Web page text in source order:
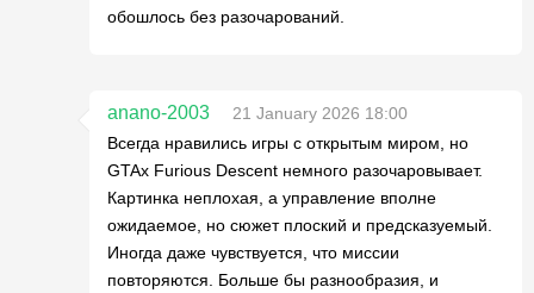
обошлось без разочарований.
anano-2003
21 January 2026 18:00
Всегда нравились игры с открытым миром, но
GTAx Furious Descent немного разочаровывает.
Картинка неплохая, а управление вполне
ожидаемое, но сюжет плоский и предсказуемый.
Иногда даже чувствуется, что миссии
повторяются. Больше бы разнообразия, и